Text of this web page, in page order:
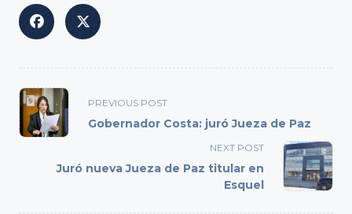
<span
class="nav-
subtitle
reader-
PREVIOUS POST
Gobernador Costa: juró Jueza de Paz
NEXT POST
Juró nueva Jueza de Paz titular en
Esquel